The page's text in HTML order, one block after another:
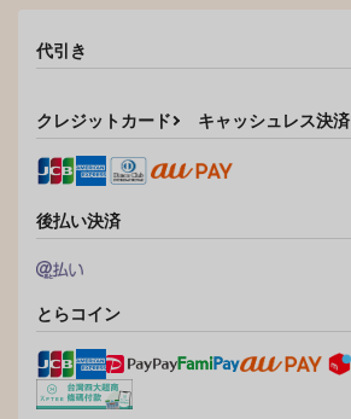
代引き
クレジットカード キャッシュレス決済
後払い決済
とらコイン